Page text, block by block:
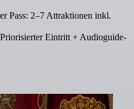
Pass: 2–7 Attraktionen inkl.
Eintritt + Audioguide-